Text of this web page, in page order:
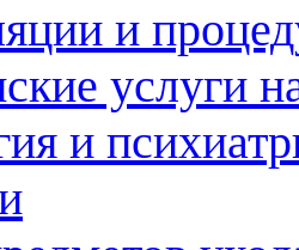
и
услуги
и